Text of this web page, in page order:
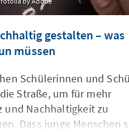
gestalten – was
müssen
Schülerinnen und
Straße, um für mehr
und Nachhaltigkeit zu
Dass junge Menschen